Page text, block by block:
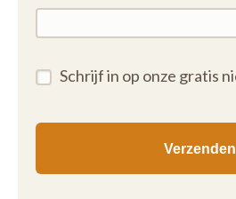
Schrijf in op onze gratis